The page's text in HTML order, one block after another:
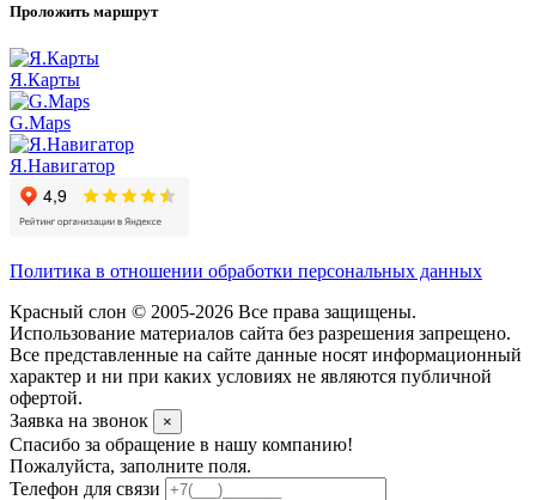
Проложить маршрут
Я.Карты
G.Maps
Я.Навигатор
Политика в отношении обработки персональных данных
Красный слон © 2005-2026 Все права защищены.
Использование материалов сайта без разрешения запрещено.
Все представленные на сайте данные носят информационный
характер и ни при каких условиях не являются публичной
офертой.
Заявка на звонок
×
Спасибо за обращение в нашу компанию!
Пожалуйста, заполните поля.
Телефон для связи